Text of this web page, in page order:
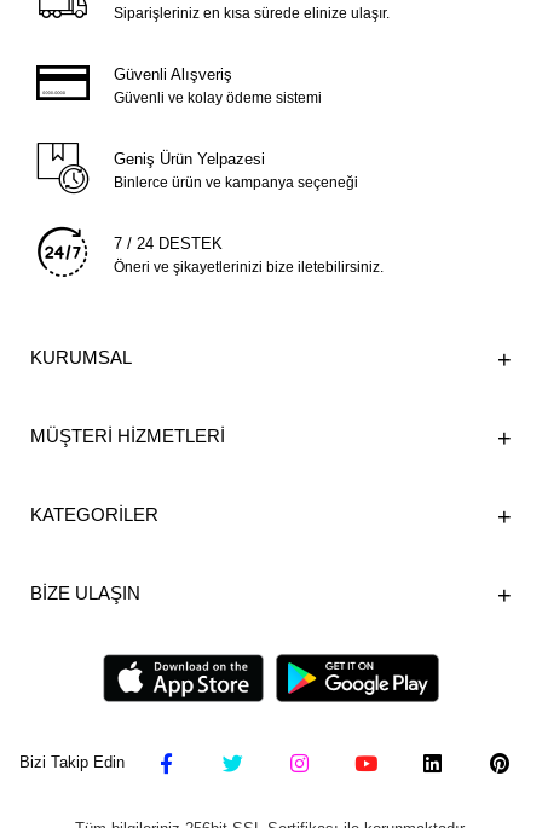
Siparişleriniz en kısa sürede elinize ulaşır.
Güvenli Alışveriş
Güvenli ve kolay ödeme sistemi
Geniş Ürün Yelpazesi
Binlerce ürün ve kampanya seçeneği
7 / 24 DESTEK
Öneri ve şikayetlerinizi bize iletebilirsiniz.
KURUMSAL
MÜŞTERİ HİZMETLERİ
KATEGORİLER
BİZE ULAŞIN
Bizi Takip Edin